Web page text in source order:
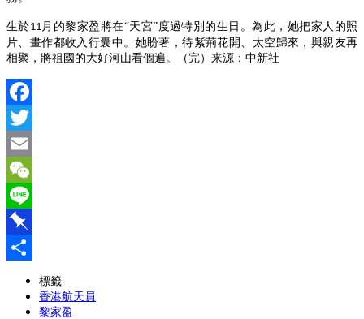
生於11 月的黎家盈將在“天宮”度過特別的生日。為此，她把家人的照
片、畫作都收入行囊中。她盼著，待紫荊花開、太空歸來，與親友再
相聚，將祖國的大好河山看個遍。（完） 来源：中新社
Facebook
Twitter
Email
WeChat
Line
Pinboard
標籤
香港航天員
黎家盈